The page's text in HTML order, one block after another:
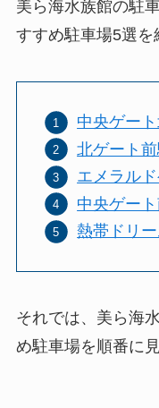
美ら海水族館の駐
すすめ駐車場5選を
中央ゲー
北ゲート
エメラル
中央ゲー
熱帯ドリ
それでは、美ら海
め駐車場を順番に